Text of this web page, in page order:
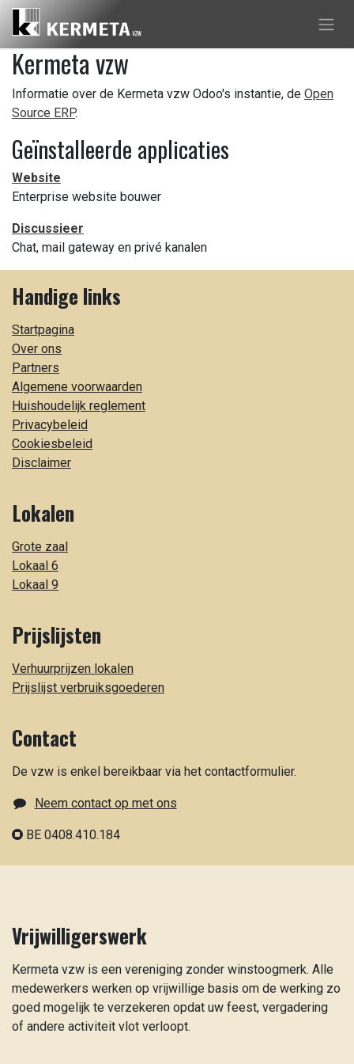
Overslaan naar inhoud
Kermeta vzw
Informatie over de Kermeta vzw Odoo's instantie, de Open
Source ERP.
Geïnstalleerde applicaties
Website
Enterprise website bouwer
Discussieer
Chat, mail gateway en privé kanalen
Handige links
Startpagina
Over ons
Partners
Algemene voorwaarden
Huishoudelijk reglement
Privacybeleid
Cookiesbeleid
Disclaimer
Lokalen
Grote zaal
Lokaal 6
Lokaal 9
Prijslijsten
Verhuurprijzen lokalen
Prijslijst verbruiksgoederen
Contact
De vzw is enkel bereikbaar via het contactformulier.
Neem contact op met ons
BE 0408.410.184
Vrijwilligerswerk
Kermeta vzw is een vereniging zonder winstoogmerk. Alle
medewerkers werken op vrijwillige basis om de werking zo
goed mogelijk te verzekeren opdat uw feest, vergadering
of andere activiteit vlot verloopt.